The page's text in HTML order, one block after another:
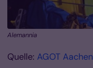
Alemannia
Quelle: AGOT Aachen